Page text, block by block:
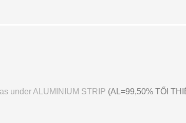
under ALUMINIUM STRIP (AL=99,50% TỐI